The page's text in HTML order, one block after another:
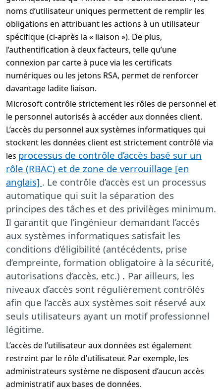
noms d’utilisateur uniques permettent de remplir les
obligations en attribuant les actions à un utilisateur
spécifique (ci-après la « liaison »). De plus,
l’authentification à deux facteurs, telle qu’une
connexion par carte à puce via les certificats
numériques ou les jetons RSA, permet de renforcer
davantage ladite liaison.
Microsoft contrôle strictement les rôles de personnel et
le personnel autorisés à accéder aux données client.
L’accès du personnel aux systèmes informatiques qui
stockent les données client est strictement contrôlé via
les processus de contrôle d’accès basé sur un
rôle (RBAC) et de zone de verrouillage [en
anglais] . Le contrôle d’accès est un processus
automatique qui suit la séparation des
principes des tâches et des privilèges minimum.
Il garantit que l’ingénieur demandant l’accès
aux systèmes informatiques satisfait les
conditions d’éligibilité (antécédents, prise
d’empreinte, formation obligatoire à la sécurité,
autorisations d’accès, etc.) . Par ailleurs, les
niveaux d’accès sont régulièrement contrôlés
afin que l’accès aux systèmes soit réservé aux
seuls utilisateurs ayant un motif professionnel
légitime.
L’accès de l’utilisateur aux données est également
restreint par le rôle d’utilisateur. Par exemple, les
administrateurs système ne disposent d’aucun accès
administratif aux bases de données.